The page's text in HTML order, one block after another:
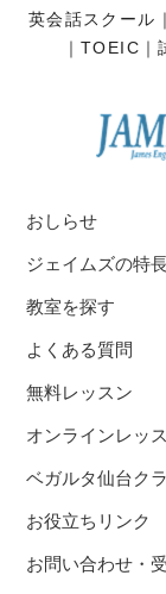
英会話スクール
TOEIC
おしらせ
ジェイムズの特
教室を探す
よくある質問
無料レッスン
オンラインレッ
ベガルタ仙台ク
お役立ちリンク
お問い合わせ・